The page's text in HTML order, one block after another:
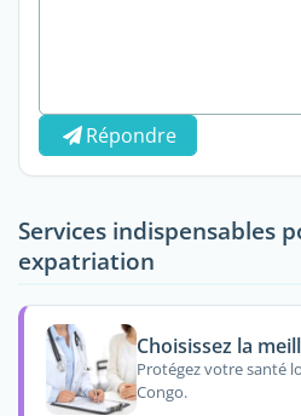
Répondre
Services indispensables
expatriation
Choisissez la
Protégez votre santé
Congo.